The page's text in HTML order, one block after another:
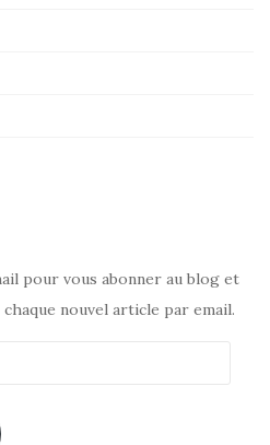
pour vous abonner au blog et
nouvel article par email.